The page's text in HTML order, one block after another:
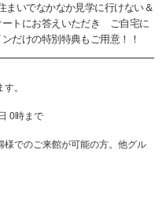
まいでなかなか見学に行けない＆
ートにお答えいただき ご自宅に
だけの特別特典もご用意！！
。
0時まで
でのご来館が可能の方。他グル